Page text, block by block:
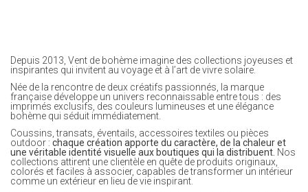
Depuis 2013, Vent de bohème imagine des collections joyeuses et
inspirantes qui invitent au voyage et à l’art de vivre solaire.
Née de la rencontre de deux créatifs passionnés, la marque
française développe un univers reconnaissable entre tous : des
imprimés exclusifs, des couleurs lumineuses et une élégance
bohème qui séduit immédiatement.
Coussins, transats, éventails, accessoires textiles ou pièces
outdoor : chaque création apporte du caractère, de la chaleur et
une véritable identité visuelle aux boutiques qui la distribuent. Nos
collections attirent une clientèle en quête de produits originaux,
colorés et faciles à associer, capables de transformer un intérieur
comme un extérieur en lieu de vie inspirant.